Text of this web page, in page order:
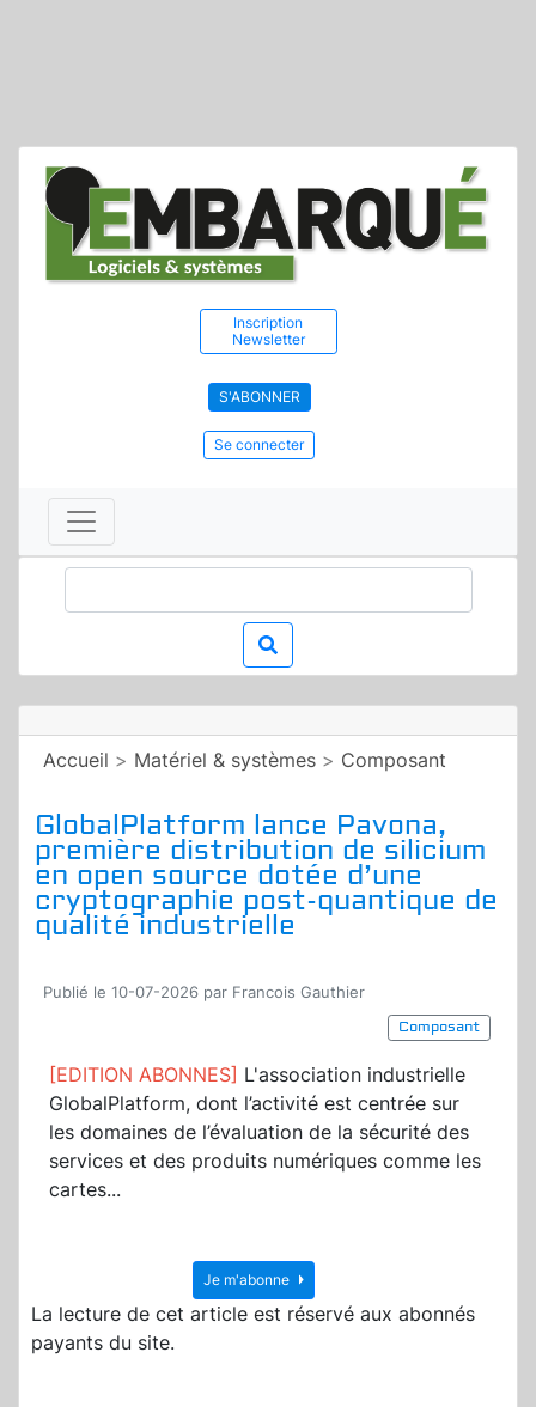
Inscription
Newsletter
S'ABONNER
Se connecter
Accueil > Matériel & systèmes > Composant
GlobalPlatform lance Pavona,
première distribution de silicium
en open source dotée d’une
cryptographie post-quantique de
qualité industrielle
Publié le 10-07-2026 par Francois Gauthier
Composant
[EDITION ABONNES] L'association industrielle
GlobalPlatform, dont l’activité est centrée sur
les domaines de l’évaluation de la sécurité des
services et des produits numériques comme les
cartes...
Je m'abonne
La lecture de cet article est réservé aux abonnés
payants du site.